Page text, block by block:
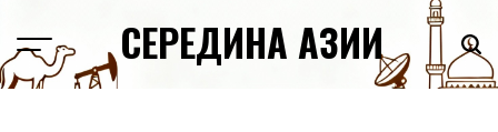
content
СЕРЕДИНА АЗИИ